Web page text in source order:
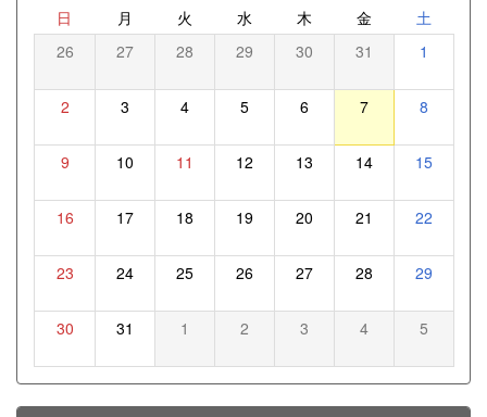
日 月 火 水 木 金 土
26 27 28 29 30 31 1
2 3 4 5 6 7 8
9 10 11 12 13 14 15
16 17 18 19 20 21 22
23 24 25 26 27 28 29
30 31 1 2 3 4 5